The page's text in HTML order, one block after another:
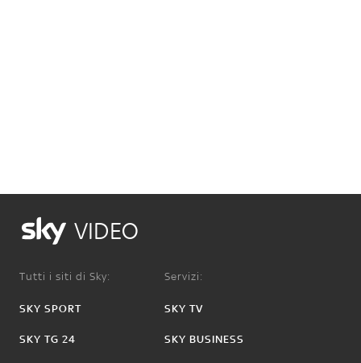
VIDEO
Tutti i siti di Sky:
SKY SPORT
SKY TG 24
Servizi:
SKY TV
SKY BUSINESS